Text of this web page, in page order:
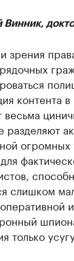
зрения
контента
весьма
разделяют
огромных
слишком
только